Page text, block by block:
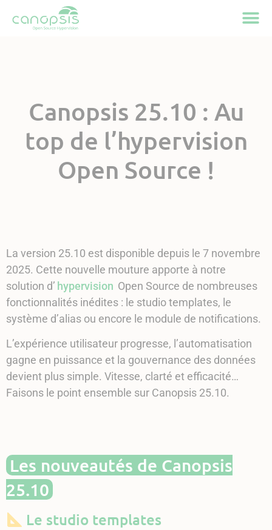
Canopsis 25.10 : Au
top de l’hypervision
Open Source !
La version 25.10 est disponible depuis le 7 novembre
2025. Cette nouvelle mouture apporte à notre
solution d’ hypervision Open Source de nombreuses
fonctionnalités inédites : le studio templates, le
système d’alias ou encore le module de notifications.
L’expérience utilisateur progresse, l’automatisation
gagne en puissance et la gouvernance des données
devient plus simple. Vitesse, clarté et efficacité…
Faisons le point ensemble sur Canopsis 25.10.
Les nouveautés de Canopsis
25.10
Le studio templates
Cookies management panel